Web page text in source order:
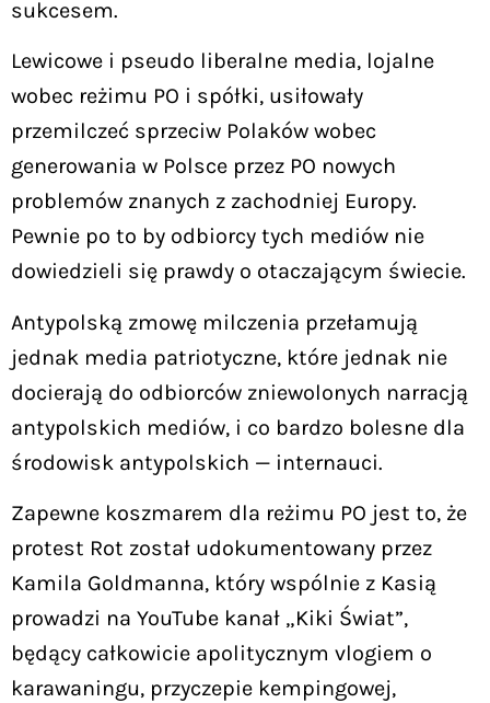
sukcesem.
Lewicowe i pseudo liberalne media, lojalne
wobec reżimu PO i spółki, usiłowały
przemilczeć sprzeciw Polaków wobec
generowania w Polsce przez PO nowych
problemów znanych z zachodniej Europy.
Pewnie po to by odbiorcy tych mediów nie
dowiedzieli się prawdy o otaczającym świecie.
Antypolską zmowę milczenia przełamują
jednak media patriotyczne, które jednak nie
docierają do odbiorców zniewolonych narracją
antypolskich mediów, i co bardzo bolesne dla
środowisk antypolskich — internauci.
Zapewne koszmarem dla reżimu PO jest to, że
protest Rot został udokumentowany przez
Kamila Goldmanna, który wspólnie z Kasią
prowadzi na YouTube kanał „Kiki Świat”,
będący całkowicie apolitycznym vlogiem o
karawaningu, przyczepie kempingowej,